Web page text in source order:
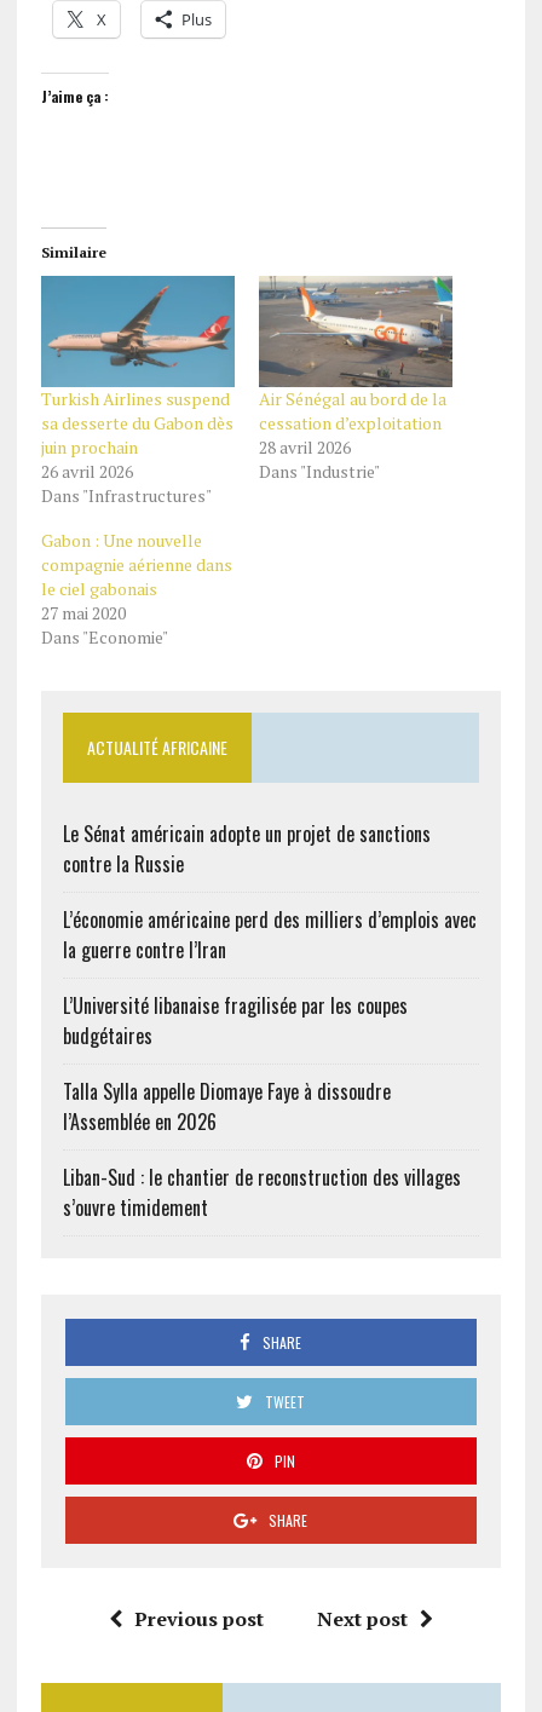
X Plus
J’aime ça :
Similaire
Turkish Airlines suspend
sa desserte du Gabon dès
juin prochain
26 avril 2026
Dans "Infrastructures"
Air Sénégal au bord de la
cessation d’exploitation
28 avril 2026
Dans "Industrie"
Gabon : Une nouvelle
compagnie aérienne dans
le ciel gabonais
27 mai 2020
Dans "Economie"
ACTUALITÉ AFRICAINE
Le Sénat américain adopte un projet de sanctions
contre la Russie
L’économie américaine perd des milliers d’emplois avec
la guerre contre l’Iran
L’Université libanaise fragilisée par les coupes
budgétaires
Talla Sylla appelle Diomaye Faye à dissoudre
l’Assemblée en 2026
Liban-Sud : le chantier de reconstruction des villages
s’ouvre timidement
SHARE
TWEET
PIN
SHARE
Previous post Next post